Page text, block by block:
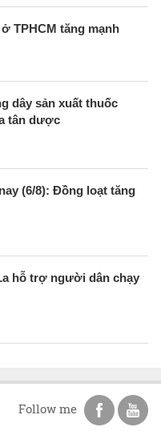
TPHCM tăng mạnh
dây sản xuất thuốc
tân dược
(6/8): Đồng loạt tăng
hỗ trợ người dân chạy
Follow me